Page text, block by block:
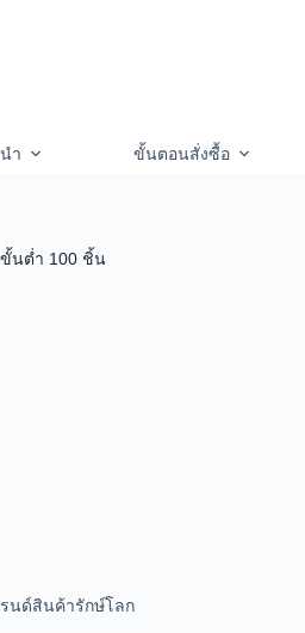
ำ ขั้นตอนสั่งซื้อ
ขั้นต่ำ 100 ชิ้น
นด์สินค้ารักษ์โลก